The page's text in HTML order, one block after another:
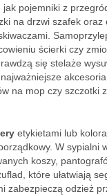
jak pojemniki z
na drzwi szafek oraz
ścierki czy
się stelaże
na mop czy szczotki
etykietami lub
W sypialni
koszy,
które ułatwiają
zabezpieczą odzież